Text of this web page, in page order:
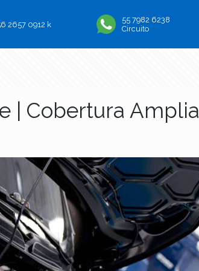
2657 0912 k
55 7982 6238
Circuito
| Cobertura Amplia